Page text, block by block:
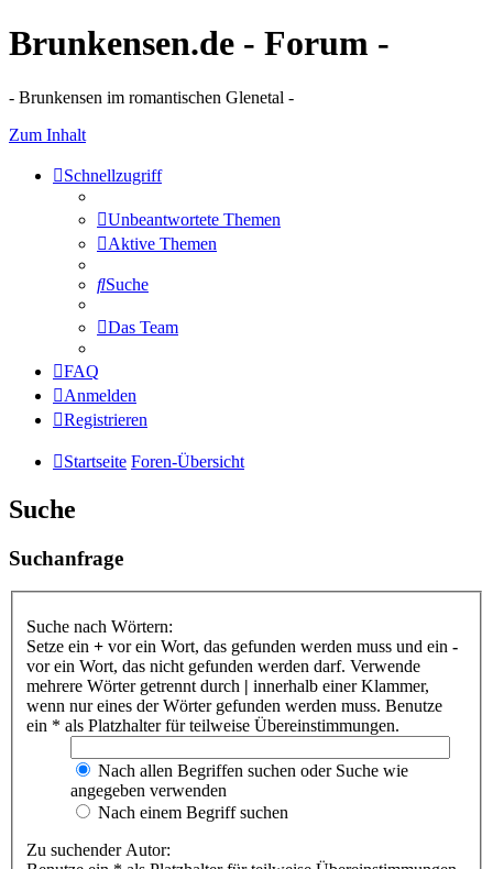
Brunkensen.de - Forum -
- Brunkensen im romantischen Glenetal -
Zum Inhalt
Schnellzugriff
Unbeantwortete Themen
Aktive Themen
Suche
Das Team
FAQ
Anmelden
Registrieren
Startseite Foren-Übersicht
Suche
Suchanfrage
Suche nach Wörtern:
Setze ein + vor ein Wort, das gefunden werden muss und ein -
vor ein Wort, das nicht gefunden werden darf. Verwende
mehrere Wörter getrennt durch | innerhalb einer Klammer,
wenn nur eines der Wörter gefunden werden muss. Benutze
ein * als Platzhalter für teilweise Übereinstimmungen.
Nach allen Begriffen suchen oder Suche wie
angegeben verwenden
Nach einem Begriff suchen
Zu suchender Autor: